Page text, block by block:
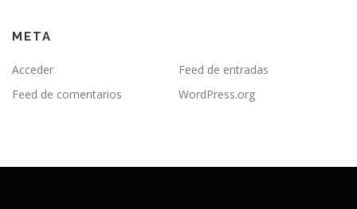
META
Acceder
Feed de entradas
Feed de comentarios
WordPress.org